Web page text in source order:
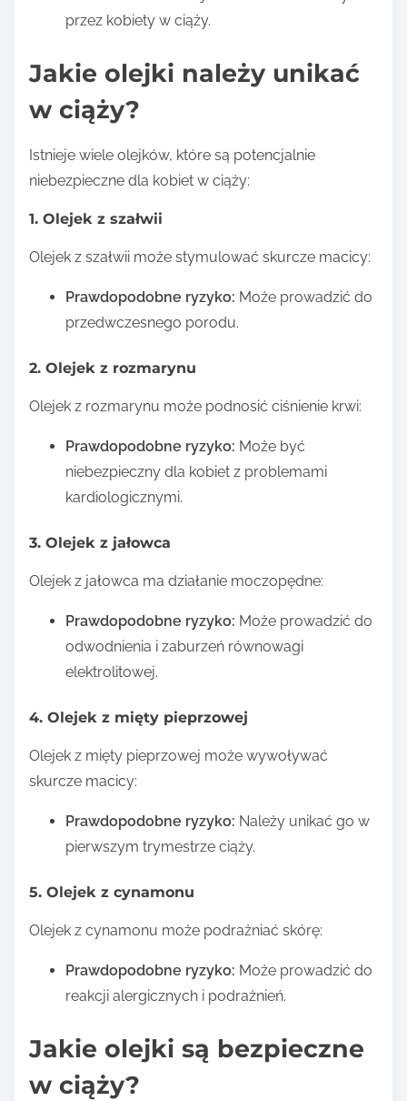
przez kobiety w ciąży.
Jakie olejki należy unikać
w ciąży?
Istnieje wiele olejków, które są potencjalnie
niebezpieczne dla kobiet w ciąży:
1. Olejek z szałwii
Olejek z szałwii może stymulować skurcze macicy:
Prawdopodobne ryzyko: Może prowadzić do
przedwczesnego porodu.
2. Olejek z rozmarynu
Olejek z rozmarynu może podnosić ciśnienie krwi:
Prawdopodobne ryzyko: Może być
niebezpieczny dla kobiet z problemami
kardiologicznymi.
3. Olejek z jałowca
Olejek z jałowca ma działanie moczopędne:
Prawdopodobne ryzyko: Może prowadzić do
odwodnienia i zaburzeń równowagi
elektrolitowej.
4. Olejek z mięty pieprzowej
Olejek z mięty pieprzowej może wywoływać
skurcze macicy:
Prawdopodobne ryzyko: Należy unikać go w
pierwszym trymestrze ciąży.
5. Olejek z cynamonu
Olejek z cynamonu może podrażniać skórę:
Prawdopodobne ryzyko: Może prowadzić do
reakcji alergicznych i podrażnień.
Jakie olejki są bezpieczne
w ciąży?